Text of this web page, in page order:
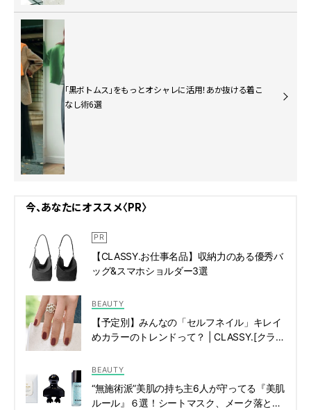
「黒ボトムス」をもっとオシャレに活用！あか抜ける着こ
なし術6選
今、あなたにオススメ〈PR〉
【CLASSY.お仕事名品】収納力のある優秀バ
ッグ&スマホショルダー3選
BEAUTY
【予定別】みんなの「セルフネイル」キレイ
めカラーのトレンドって？ | CLASSY.[クラッ
BEAUTY
“無施術派”美肌の持ち主6人が守ってる『美肌
ルール』６選！シートマスク、メーク落とし